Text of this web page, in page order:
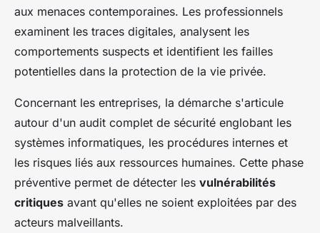
aux menaces contemporaines. Les professionnels
examinent les traces digitales, analysent les
comportements suspects et identifient les failles
potentielles dans la protection de la vie privée.
Concernant les entreprises, la démarche s'articule
autour d'un audit complet de sécurité englobant les
systèmes informatiques, les procédures internes et
les risques liés aux ressources humaines. Cette phase
préventive permet de détecter les vulnérabilités
critiques avant qu'elles ne soient exploitées par des
acteurs malveillants.